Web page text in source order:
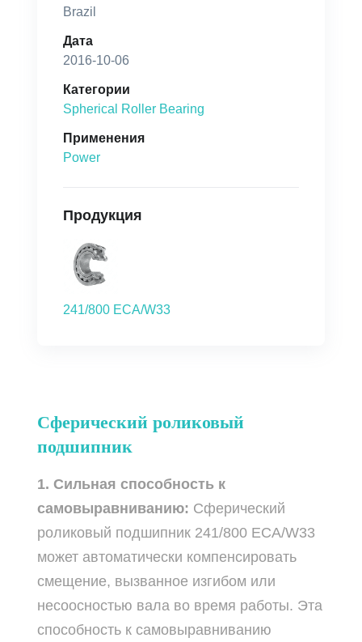
Brazil
Дата
2016-10-06
Категории
Spherical Roller Bearing
Применения
Power
Продукция
241/800 ECA/W33
Сферический роликовый
подшипник
1. Сильная способность к
самовыравниванию: Сферический
роликовый подшипник 241/800 ECA/W33
может автоматически компенсировать
смещение, вызванное изгибом или
несоосностью вала во время работы. Эта
способность к самовыравниванию